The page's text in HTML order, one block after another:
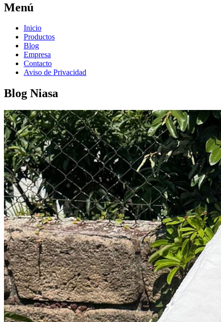
Menú
Inicio
Productos
Blog
Empresa
Contacto
Aviso de Privacidad
Blog Niasa